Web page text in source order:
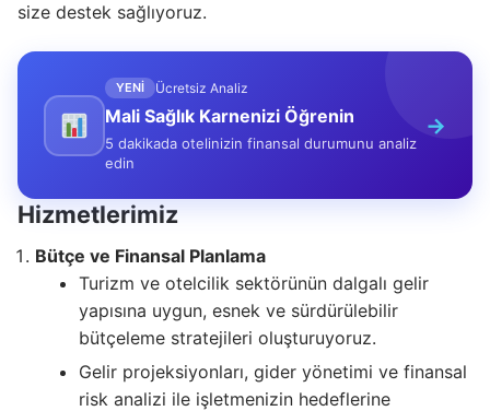
size destek sağlıyoruz.
YENİ Ücretsiz Analiz
Mali Sağlık Karnenizi Öğrenin
5 dakikada otelinizin finansal durumunu analiz
edin
→
Hizmetlerimiz
Bütçe ve Finansal Planlama
Turizm ve otelcilik sektörünün dalgalı gelir
yapısına uygun, esnek ve sürdürülebilir
bütçeleme stratejileri oluşturuyoruz.
Gelir projeksiyonları, gider yönetimi ve finansal
risk analizi ile işletmenizin hedeflerine